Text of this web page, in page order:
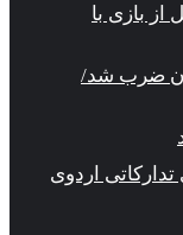
از بازی با
ضرب شد/
اردوی